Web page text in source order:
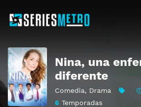
Nina, una
diferente
Comedia, Drama
6 Temporadas